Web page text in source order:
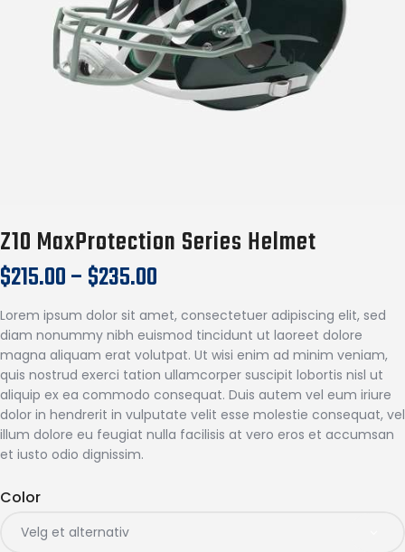
Z10 MaxProtection Series Helmet
$215.00–$235.00
Lorem ipsum dolor sit amet, consectetuer adipiscing elit, sed
diam nonummy nibh euismod tincidunt ut laoreet dolore
magna aliquam erat volutpat. Ut wisi enim ad minim veniam,
quis nostrud exerci tation ullamcorper suscipit lobortis nisl ut
aliquip ex ea commodo consequat. Duis autem vel eum iriure
dolor in hendrerit in vulputate velit esse molestie consequat, vel
illum dolore eu feugiat nulla facilisis at vero eros et accumsan
et iusto odio dignissim.
Color